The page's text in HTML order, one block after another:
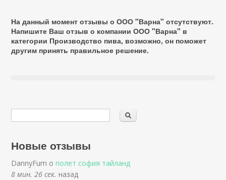
На данный момент отзывы о ООО "Варна" отсутствуют.
Напишите Ваш отзыв о компании ООО "Варна" в
категории Производство пива, возможно, он поможет
другим принять правильное решение.
Новые отзывы
DannyFum ополет софия тайланд
8 мин. 26 сек. назад